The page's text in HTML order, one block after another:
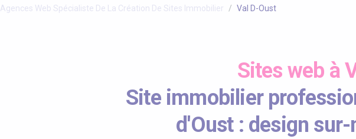
Agences Web Spécialiste De La Création De Sites Immobilier Val D-Oust
Sites web à
Site immobilier
d'Oust : design